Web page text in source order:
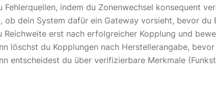
indem du Zonenwechsel konsequent
dein System dafür ein Gateway vorsieht, bevor
erst nach erfolgreicher Kopplung und
löschst du Kopplungen nach Herstellerangabe,
entscheidest du über verifizierbare Merkmale